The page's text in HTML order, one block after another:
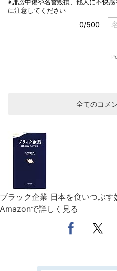
全てのコメ
ブラック企業 日本を食いつぶす
Amazonで詳しく見る